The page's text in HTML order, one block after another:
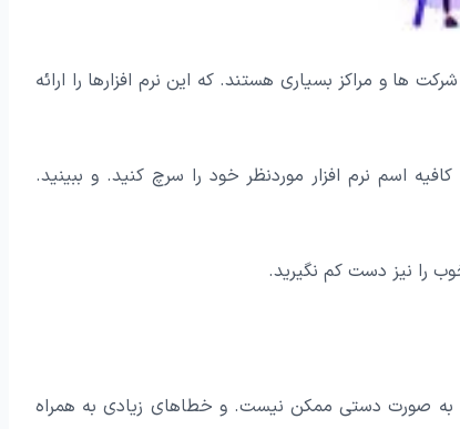
ها و مراکز بسیاری هستند. که این نرم افزارها را ارائه
اسم نرم افزار موردنظر خود را سرچ کنید. و ببینید.
را نیز دست کم نگیرید.
به صورت دستی ممکن نیست. و خطاهای زیادی به همراه